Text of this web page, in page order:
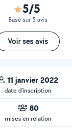
5/5
Basé sur 5 avis
Voir ses avis
11 janvier 2022
date d’inscription
80
mises en relation